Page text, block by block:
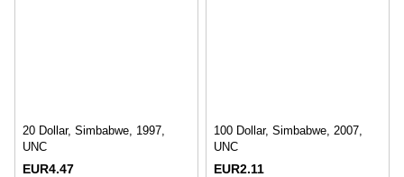
20 Dollar, Simbabwe, 1997,
UNC
EUR4.47
100 Dollar, Simbabwe, 2007,
UNC
EUR2.11